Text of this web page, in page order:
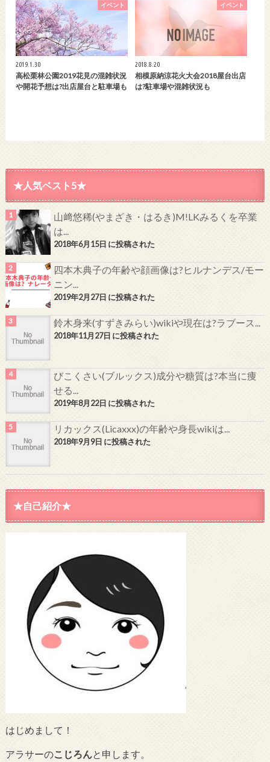
イベント
2019.1.30
高松栗林公園2019花見の混雑状況
や開花予想は?出店屋台と駐車場も
イベント
2018.8.20
相模原納涼花火大会2018屋台出店
は?駐車場や混雑状況も
★人気ベスト5★
山﨑悠稀(やまざき・はるき)M!LKみるくを卒業
は...
2018年6月15日 に投稿された
四本木典子の年齢や顔画像は?ヒルナンデス/モー
ニン...
2019年2月27日 に投稿された
鈴木身来(すずきみらい)wikiや現在は?ラブース...
2018年11月27日 に投稿された
びこくさい(ブルックス)成分や糖質は?本当に痩
せる...
2019年8月22日 に投稿された
リカックス(Licaxxx)の年齢や身長wikiは...
2018年9月9日 に投稿された
★自己紹介★
はじめまして！
アラサーのこじろん と申します。